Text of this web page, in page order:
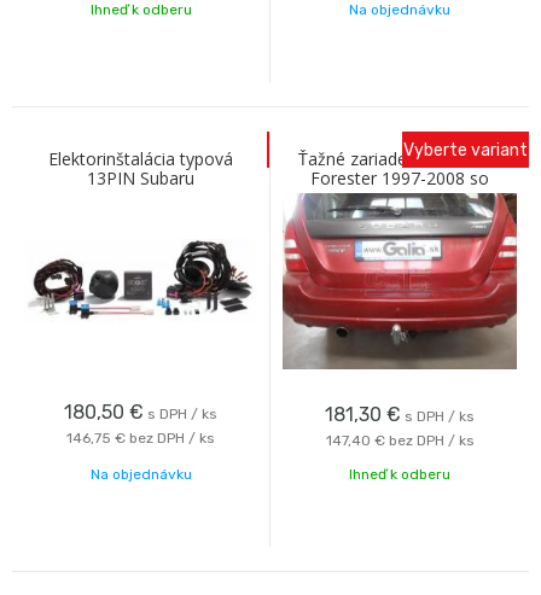
Ihneď k odberu Na objednávku
Elektorinštalácia typová
13PIN Subaru
180,50 € s DPH / ks
146,75 € bez DPH / ks
Na objednávku
Ťažné zariadenie SUBARU
Forester 1997-2008 so
skrutkovým odnímaním A
Galia
181,30 € s DPH / ks
147,40 € bez DPH / ks
Vyberte variant
Ihneď k odberu